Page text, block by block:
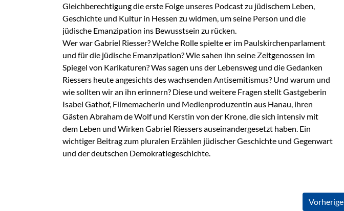
Gleichberechtigung die erste Folge unseres Podcast zu jüdischem Leben,
Geschichte und Kultur in Hessen zu widmen, um seine Person und die
jüdische Emanzipation ins Bewusstsein zu rücken.
Wer war Gabriel Riesser? Welche Rolle spielte er im Paulskirchenparlament
und für die jüdische Emanzipation? Wie sahen ihn seine Zeitgenossen im
Spiegel von Karikaturen? Was sagen uns der Lebensweg und die Gedanken
Riessers heute angesichts des wachsenden Antisemitismus? Und warum und
wie sollten wir an ihn erinnern? Diese und weitere Fragen stellt Gastgeberin
Isabel Gathof, Filmemacherin und Medienproduzentin aus Hanau, ihren
Gästen Abraham de Wolf und Kerstin von der Krone, die sich intensiv mit
dem Leben und Wirken Gabriel Riessers auseinandergesetzt haben. Ein
wichtiger Beitrag zum pluralen Erzählen jüdischer Geschichte und Gegenwart
und der deutschen Demokratiegeschichte.
Vorherige